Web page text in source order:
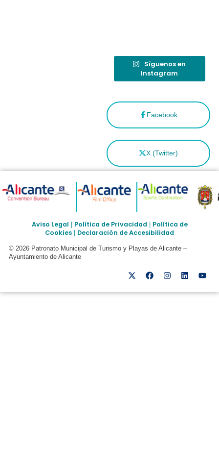
Facebook
X (Twitter)
Síguenos en
Instagram
Aviso Legal Política de Privacidad
Política de
Cookies
Declaración de Accesibilidad
© 2026 Patronato Municipal de Turismo y Playas de Alicante –
Ayuntamiento de Alicante